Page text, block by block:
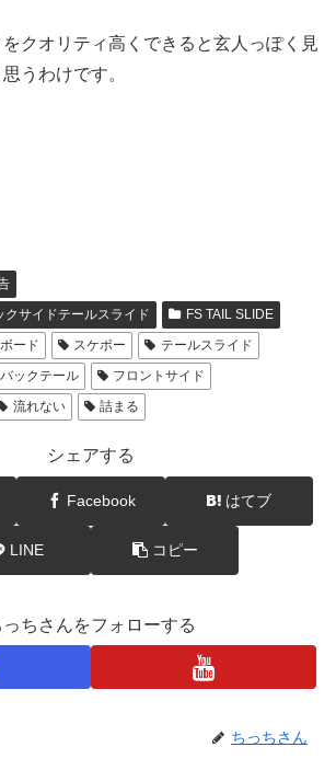
クオリティ高くできると玄人っぽく見
うわけです。
クサイドテールスライド
FS TAIL SLIDE
ード スケボー
テールスライド
バックテール
フロントサイド
流れない 詰まる
シェアする
Facebook はてブ
LINE コピー
っちさんをフォローする
ちっちさん